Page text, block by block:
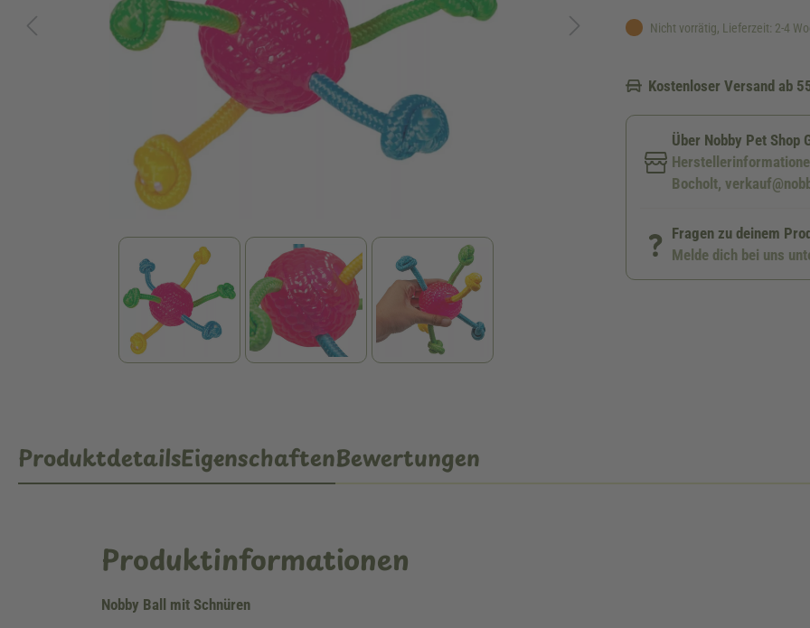
Nicht vorrätig, Lieferzeit: 2-4
Kostenloser Versand ab
Über Nobby Pet Shop
Bocholt,
Fragen zu deinem
Melde dich bei uns
ProduktdetailsEigenschaftenBewertungen
Produktinformationen
Nobby Ball mit Schnüren